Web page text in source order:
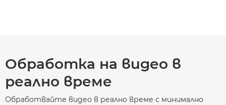
Обработка на видео в
реално време
Обработвайте видео в реално време с минимално